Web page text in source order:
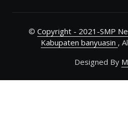
© Copyright - 2021-SMP
Kabupaten banyuasin ,
Designed By